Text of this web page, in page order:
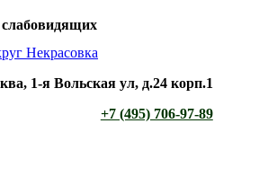
1-я Вольская ул, д.24 корп.1
+7 (495) 706-97-89